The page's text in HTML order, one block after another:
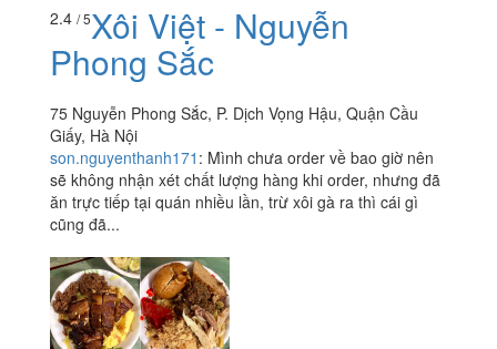
2.4 / 5Xôi Việt - Nguyễn
Phong Sắc
75 Nguyễn Phong Sắc, P. Dịch Vọng Hậu, Quận Cầu
Giấy, Hà Nội
son.nguyenthanh171 : Mình chưa order về bao giờ nên
sẽ không nhận xét chất lượng hàng khi order, nhưng đã
ăn trực tiếp tại quán nhiều lần, trừ xôi gà ra thì cái gì
cũng đã...